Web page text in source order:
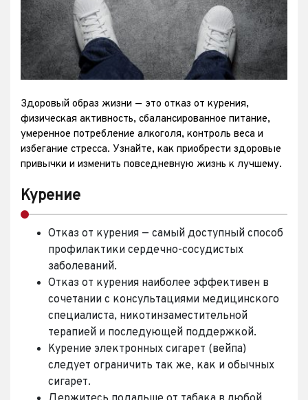
Здоровый образ жизни — это отказ от курения,
физическая активность, сбалансированное питание,
умеренное потребление алкоголя, контроль веса и
избегание стресса. Узнайте, как приобрести здоровые
привычки и изменить повседневную жизнь к лучшему.
Курение
Отказ от курения — самый доступный способ
профилактики сердечно-сосудистых
заболеваний.
Отказ от курения наиболее эффективен в
сочетании с консультациями медицинского
специалиста, никотинзаместительной
терапией и последующей поддержкой.
Курение электронных сигарет (вейпа)
следует ограничить так же, как и обычных
сигарет.